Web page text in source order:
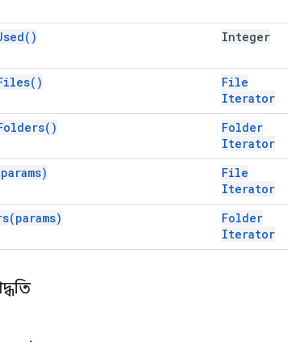
) Integer
)
File
Iterator
)
Folder
Iterator
params)
File
Iterator
params)
Folder
Iterator